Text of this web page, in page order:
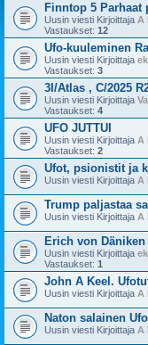
Finntop 5 Parhaat
Uusin viesti Kirjoittaja A
Vastaukset: 12
Ufo-kuuleminen
Uusin viesti Kirjoittaja
Vastaukset: 3
3I/Atlas , C/2025
Uusin viesti Kirjoittaja
Vastaukset: 4
UFO JUTTUI
Uusin viesti Kirjoittaja A
Vastaukset: 2
Ufot, psionistit ja
Uusin viesti Kirjoittaja A
Trump paljastaa
Uusin viesti Kirjoittaja A
Erich von
Uusin viesti Kirjoittaja
Vastaukset: 1
John A Keel.
Uusin viesti Kirjoittaja A
Naton salainen
Uusin viesti Kirjoittaja A